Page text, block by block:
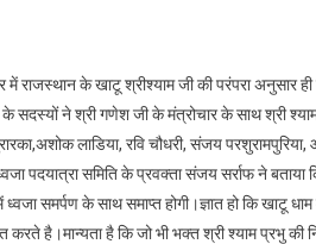
में राजस्थान के खाटू श्रीश्याम जी की परंपरा अनुसार
के सदस्यों ने श्री गणेश जी के मंत्रोचार के साथ श्री
लाडिया, रवि चौधरी, संजय
पदयात्रा समिति के प्रवक्ता संजय सर्राफ ने बताया
समर्पण के साथ समाप्त होगी।ज्ञात हो कि खाटू
करते है।मान्यता है कि जो भी भक्त श्री श्याम प्रभु